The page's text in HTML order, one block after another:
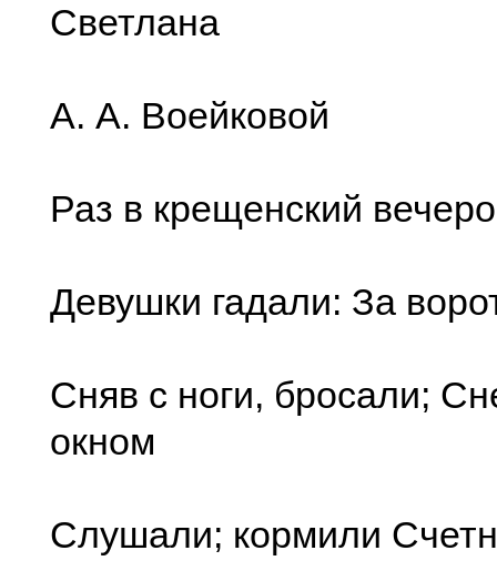
Светлана
А. А. Воейковой
Раз в крещенский
Девушки гадали: За
Сняв с ноги, бросали;
окном
Слушали; кормили